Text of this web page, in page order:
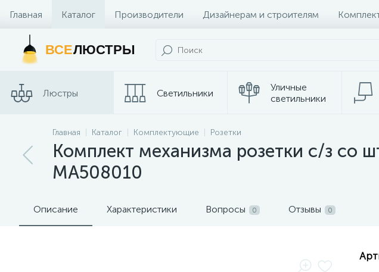
Главная Каталог Производители Дизайнерам и строителям
Контакты и Магазины
ВСЕЛЮСТРЫ
Люстры Светильники
Уличные
светильники
Споты
Трековые
Главная Каталог Комплектующие Розетки
Комплект механизма розетки с/з со
MA508010
Описание Характеристики Вопросы 0 Отзывы 0